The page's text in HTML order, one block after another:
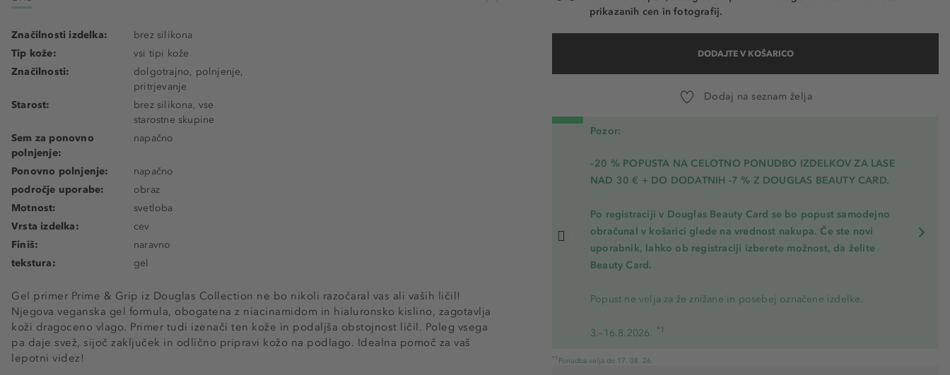
prikazanih cen in fotografij.
DODAJTE V KOŠARICO
Dodaj na seznam želja
Pozor:
–20 % POPUSTA NA CELOTNO PONUDBO IZDELKOV ZA LASE
NAD 30 € + DO DODATNIH -7 % Z DOUGLAS BEAUTY CARD.
Po registraciji v Douglas Beauty Card se bo popust samodejno
obračunal v košarici glede na vrednost nakupa. Če ste novi
uporabnik, lahko ob registraciji izberete možnost, da želite
Beauty Card.
Popust ne velja za že znižane in posebej označene izdelke.
3.–16.8.2026. *1
*1 Ponudba velja do 17. 08. 26.
Gel primer Prime & Grip iz Douglas Collection ne bo nikoli razočaral vas ali vaših ličil!
Njegova veganska gel formula, obogatena z niacinamidom in hialuronsko kislino, zagotavlja
koži dragoceno vlago. Primer tudi izenači ten kože in podaljša obstojnost ličil. Poleg vsega
pa daje svež, sijoč zaključek in odlično pripravi kožo na podlago. Idealna pomoč za vaš
lepotni videz!
Značilnosti izdelka:
brez silikona
Tip kože:
vsi tipi kože
Značilnosti:
dolgotrajno, polnjenje,
pritrjevanje
Starost:
brez silikona, vse
starostne skupine
Sem za ponovno
polnjenje:
napačno
Ponovno polnjenje:
napačno
področje uporabe:
obraz
Motnost:
svetloba
Vrsta izdelka:
cev
Finiš:
naravno
tekstura:
gel